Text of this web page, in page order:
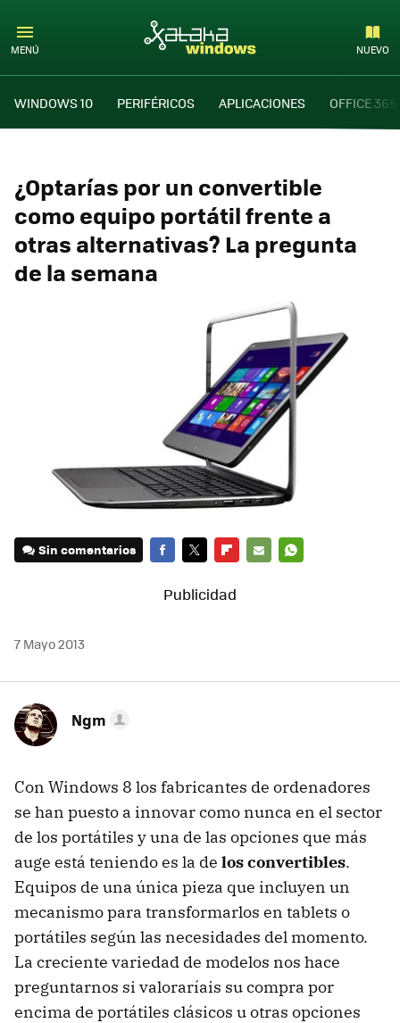
MENÚ NUEVO
WINDOWS 10 PERIFÉRICOS APLICACIONES OFFICE 365
¿Optarías por un convertible
como equipo portátil frente a
otras alternativas? La pregunta
de la semana
Sin comentarios
7 Mayo 2013
Ngm
Con Windows 8 los fabricantes de ordenadores
se han puesto a innovar como nunca en el sector
de los portátiles y una de las opciones que más
auge está teniendo es la de los convertibles.
Equipos de una única pieza que incluyen un
mecanismo para transformarlos en tablets o
portátiles según las necesidades del momento.
La creciente variedad de modelos nos hace
preguntarnos si valoraríais su compra por
encima de portátiles clásicos u otras opciones